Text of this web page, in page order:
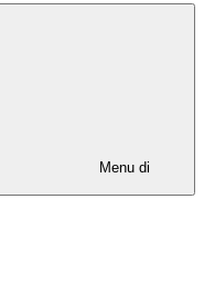
Menu di